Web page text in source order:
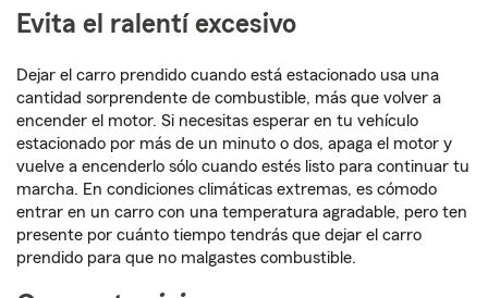
Evita el ralentí excesivo
Dejar el carro prendido cuando está estacionado usa una
cantidad sorprendente de combustible, más que volver a
encender el motor. Si necesitas esperar en tu vehículo
estacionado por más de un minuto o dos, apaga el motor y
vuelve a encenderlo sólo cuando estés listo para continuar tu
marcha. En condiciones climáticas extremas, es cómodo
entrar en un carro con una temperatura agradable, pero ten
presente por cuánto tiempo tendrás que dejar el carro
prendido para que no malgastes combustible.